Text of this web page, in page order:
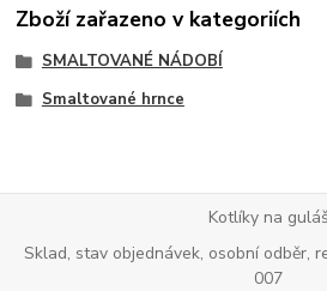
Zboží zařazeno v kategoriích
SMALTOVANÉ NÁDOBÍ
Smaltované hrnce
Kotlíky na guláš
Sklad, stav objednávek, osobní odběr,
007